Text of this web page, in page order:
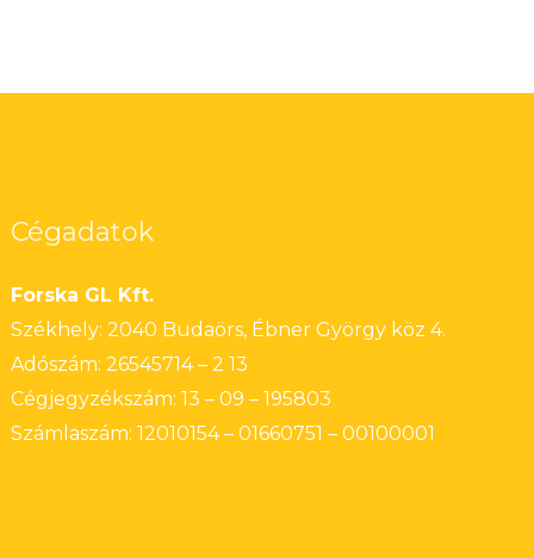
Cégadatok
Forska GL Kft.
Székhely: 2040 Budaörs, Ébner György köz 4.
Adószám: 26545714 – 2 13
Cégjegyzékszám: 13 – 09 – 195803
Számlaszám: 12010154 – 01660751 – 00100001